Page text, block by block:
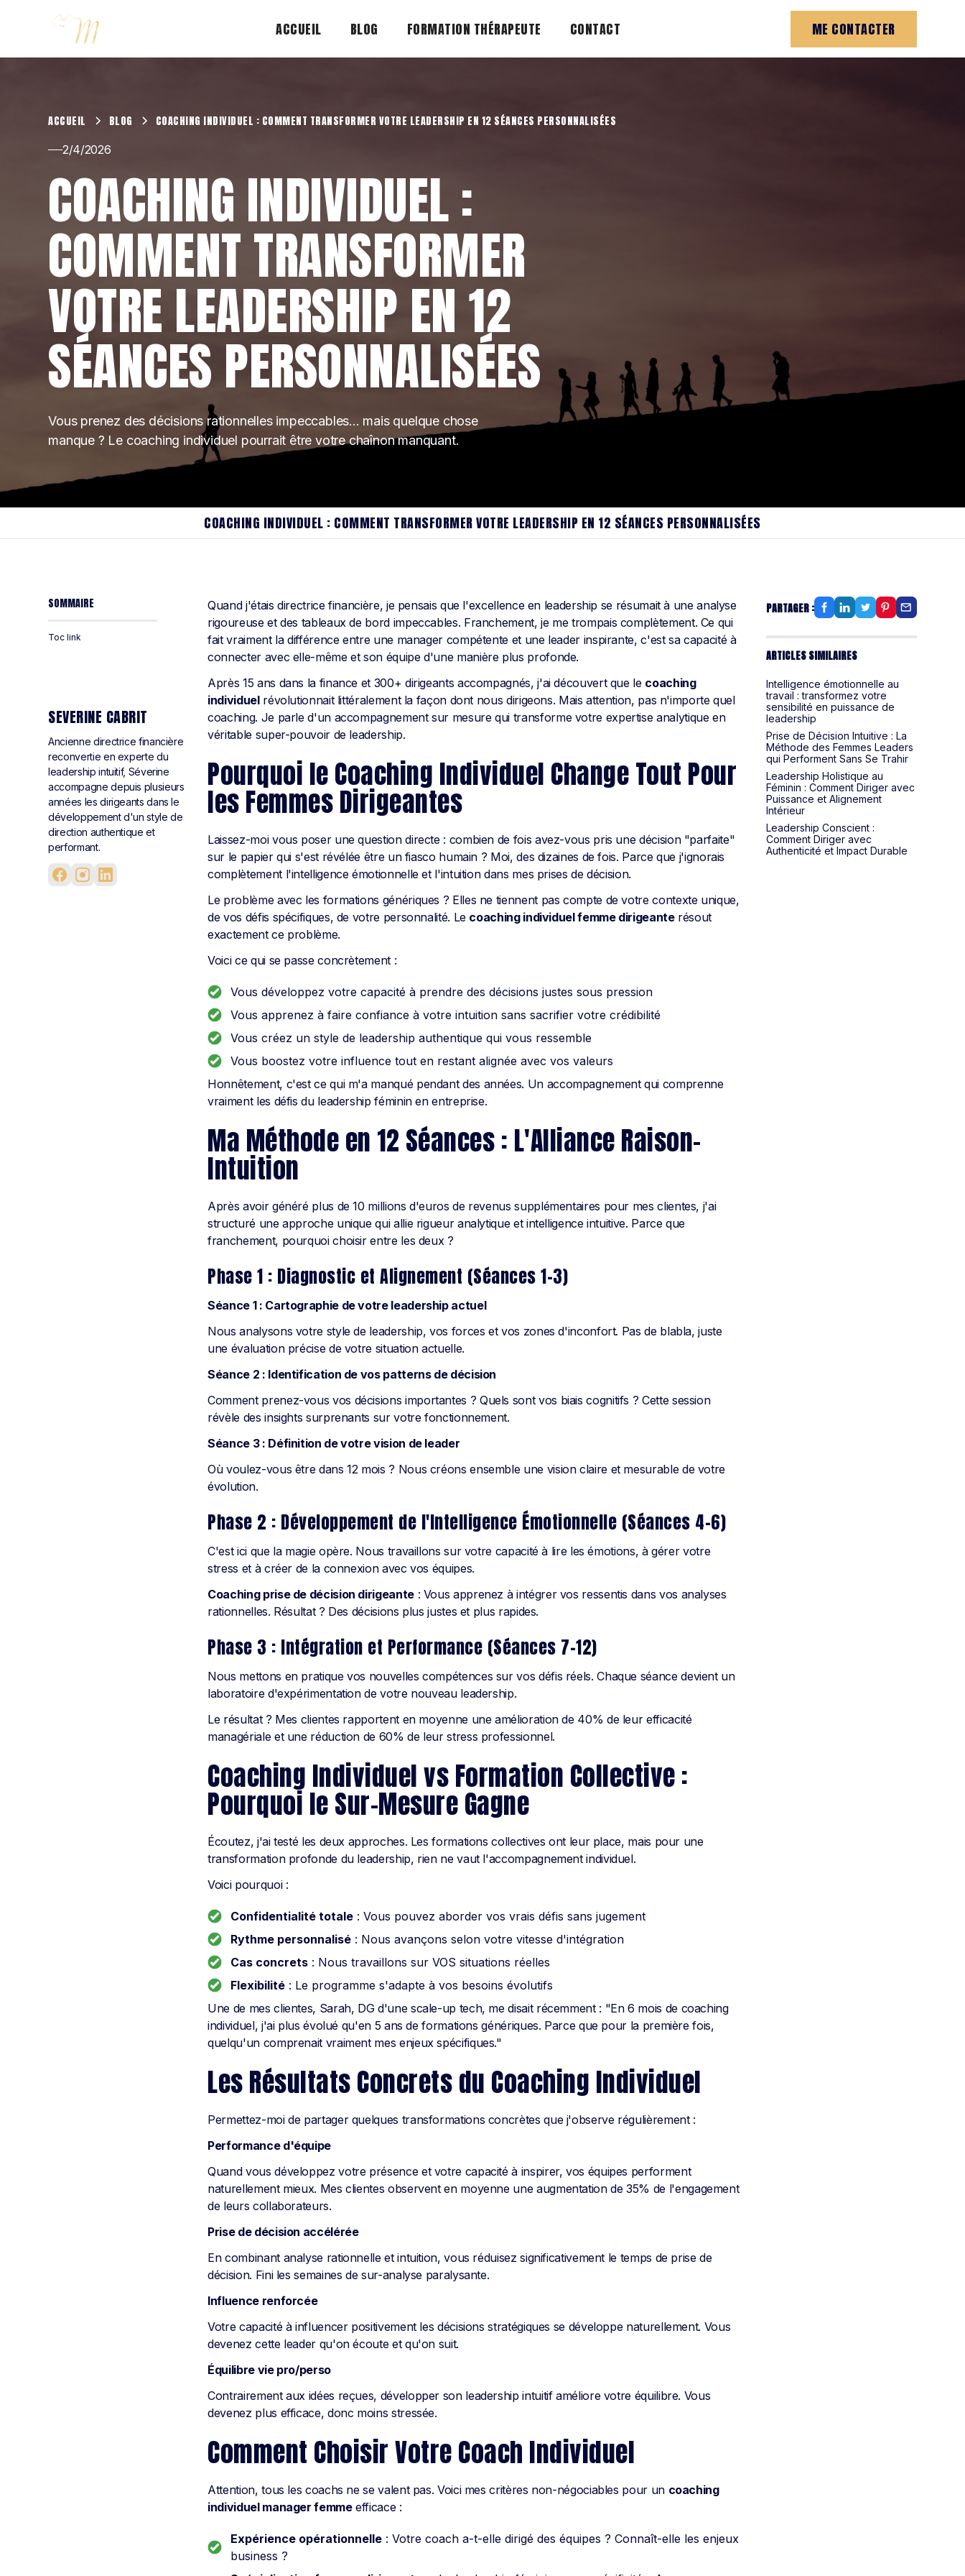
ACCUEIL BLOG FORMATION THÉRAPEUTE CONTACT ME CONTACTER
ACCUEIL BLOG COACHING INDIVIDUEL : COMMENT TRANSFORMER VOTRE LEADERSHIP EN 12 SÉANCES PERSONNALISÉES
2/4/2026
COACHING INDIVIDUEL :
COMMENT TRANSFORMER
VOTRE LEADERSHIP EN 12
SÉANCES PERSONNALISÉES
Vous prenez des décisions rationnelles impeccables... mais quelque chose
manque ? Le coaching individuel pourrait être votre chaînon manquant.
COACHING INDIVIDUEL : COMMENT TRANSFORMER VOTRE LEADERSHIP EN 12 SÉANCES PERSONNALISÉES
SOMMAIRE
Toc link
SEVERINE CABRIT
Ancienne directrice financière
reconvertie en experte du
leadership intuitif, Séverine
accompagne depuis plusieurs
années les dirigeants dans le
développement d'un style de
direction authentique et
performant.
Quand j'étais directrice financière, je pensais que l'excellence en leadership se résumait à une analyse
rigoureuse et des tableaux de bord impeccables. Franchement, je me trompais complètement. Ce qui
fait vraiment la différence entre une manager compétente et une leader inspirante, c'est sa capacité à
connecter avec elle-même et son équipe d'une manière plus profonde.
Après 15 ans dans la finance et 300+ dirigeants accompagnés, j'ai découvert que le coaching
individuelrévolutionnait littéralement la façon dont nous dirigeons. Mais attention, pas n'importe quel
coaching. Je parle d'un accompagnement sur mesure qui transforme votre expertise analytique en
véritable super-pouvoir de leadership.
Pourquoi le Coaching Individuel Change Tout Pour
les Femmes Dirigeantes
Laissez-moi vous poser une question directe : combien de fois avez-vous pris une décision "parfaite"
sur le papier qui s'est révélée être un fiasco humain ? Moi, des dizaines de fois. Parce que j'ignorais
complètement l'intelligence émotionnelle et l'intuition dans mes prises de décision.
Le problème avec les formations génériques ? Elles ne tiennent pas compte de votre contexte unique,
de vos défis spécifiques, de votre personnalité. Le coaching individuel femme dirigeanterésout
exactement ce problème.
Voici ce qui se passe concrètement :
Vous développez votre capacité à prendre des décisions justes sous pression
Vous apprenez à faire confiance à votre intuition sans sacrifier votre crédibilité
Vous créez un style de leadership authentique qui vous ressemble
Vous boostez votre influence tout en restant alignée avec vos valeurs
Honnêtement, c'est ce qui m'a manqué pendant des années. Un accompagnement qui comprenne
vraiment les défis du leadership féminin en entreprise.
Ma Méthode en 12 Séances : L'Alliance Raison-
Intuition
Après avoir généré plus de 10 millions d'euros de revenus supplémentaires pour mes clientes, j'ai
structuré une approche unique qui allie rigueur analytique et intelligence intuitive. Parce que
franchement, pourquoi choisir entre les deux ?
Phase 1 : Diagnostic et Alignement (Séances 1-3)
Séance 1 : Cartographie de votre leadership actuel
Nous analysons votre style de leadership, vos forces et vos zones d'inconfort. Pas de blabla, juste
une évaluation précise de votre situation actuelle.
Séance 2 : Identification de vos patterns de décision
Comment prenez-vous vos décisions importantes ? Quels sont vos biais cognitifs ? Cette session
révèle des insights surprenants sur votre fonctionnement.
Séance 3 : Définition de votre vision de leader
Où voulez-vous être dans 12 mois ? Nous créons ensemble une vision claire et mesurable de votre
évolution.
Phase 2 : Développement de l'Intelligence Émotionnelle (Séances 4-6)
C'est ici que la magie opère. Nous travaillons sur votre capacité à lire les émotions, à gérer votre
stress et à créer de la connexion avec vos équipes.
Coaching prise de décision dirigeante: Vous apprenez à intégrer vos ressentis dans vos analyses
rationnelles. Résultat ? Des décisions plus justes et plus rapides.
Phase 3 : Intégration et Performance (Séances 7-12)
Nous mettons en pratique vos nouvelles compétences sur vos défis réels. Chaque séance devient un
laboratoire d'expérimentation de votre nouveau leadership.
Le résultat ? Mes clientes rapportent en moyenne une amélioration de 40% de leur efficacité
managériale et une réduction de 60% de leur stress professionnel.
Coaching Individuel vs Formation Collective :
Pourquoi le Sur-Mesure Gagne
Écoutez, j'ai testé les deux approches. Les formations collectives ont leur place, mais pour une
transformation profonde du leadership, rien ne vaut l'accompagnement individuel.
Voici pourquoi :
Confidentialité totale : Vous pouvez aborder vos vrais défis sans jugement
Rythme personnalisé : Nous avançons selon votre vitesse d'intégration
Cas concrets : Nous travaillons sur VOS situations réelles
Flexibilité : Le programme s'adapte à vos besoins évolutifs
Une de mes clientes, Sarah, DG d'une scale-up tech, me disait récemment : "En 6 mois de coaching
individuel, j'ai plus évolué qu'en 5 ans de formations génériques. Parce que pour la première fois,
quelqu'un comprenait vraiment mes enjeux spécifiques."
Les Résultats Concrets du Coaching Individuel
Permettez-moi de partager quelques transformations concrètes que j'observe régulièrement :
Performance d'équipe
Quand vous développez votre présence et votre capacité à inspirer, vos équipes performent
naturellement mieux. Mes clientes observent en moyenne une augmentation de 35% de l'engagement
de leurs collaborateurs.
Prise de décision accélérée
En combinant analyse rationnelle et intuition, vous réduisez significativement le temps de prise de
décision. Fini les semaines de sur-analyse paralysante.
Influence renforcée
Votre capacité à influencer positivement les décisions stratégiques se développe naturellement. Vous
devenez cette leader qu'on écoute et qu'on suit.
Équilibre vie pro/perso
Contrairement aux idées reçues, développer son leadership intuitif améliore votre équilibre. Vous
devenez plus efficace, donc moins stressée.
Comment Choisir Votre Coach Individuel
Attention, tous les coachs ne se valent pas. Voici mes critères non-négociables pour un coaching
individuel manager femmeefficace :
Expérience opérationnelle : Votre coach a-t-elle dirigé des équipes ? Connaît-elle les enjeux
business ?
PARTAGER :
ARTICLES SIMILAIRES
Intelligence émotionnelle au
travail : transformez votre
sensibilité en puissance de
leadership
Prise de Décision Intuitive : La
Méthode des Femmes Leaders
qui Performent Sans Se Trahir
Leadership Holistique au
Féminin : Comment Diriger avec
Puissance et Alignement
Intérieur
Leadership Conscient :
Comment Diriger avec
Authenticité et Impact Durable